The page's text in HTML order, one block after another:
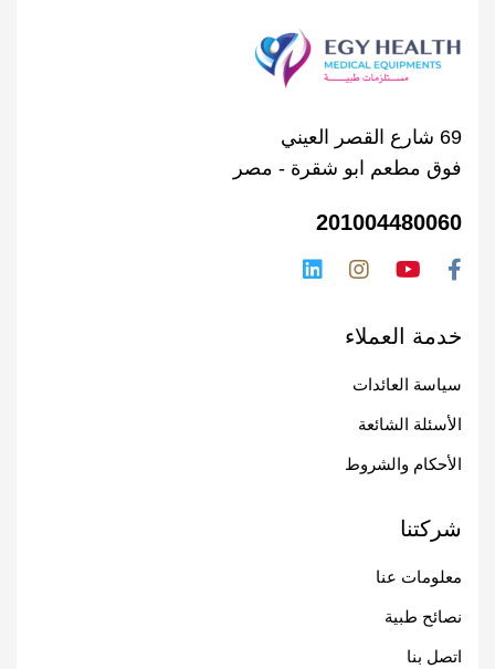
69 شارع القصر العيني
فوق مطعم ابو شقرة - مصر
201004480060
خدمة العملاء
سياسة العائدات
الأسئلة الشائعة
الأحكام والشروط
شركتنا
معلومات عنا
نصائح طبية
اتصل بنا